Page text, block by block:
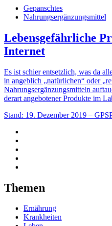
Gepanschtes
Nahrungsergänzungsmittel
Lebensgefährliche
Internet
Es ist schier entsetzlich, was da
in angeblich „natürlichen“ oder
Nahrungsergänzungsmitteln
derart angebotener Produkte im
Stand: 19. Dezember 2019 –
Themen
Ernährung
Krankheiten